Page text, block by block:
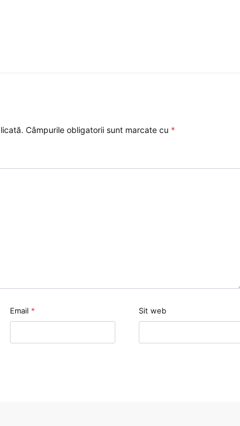
Câmpurile obligatorii sunt marcate cu *
Email * Sit web